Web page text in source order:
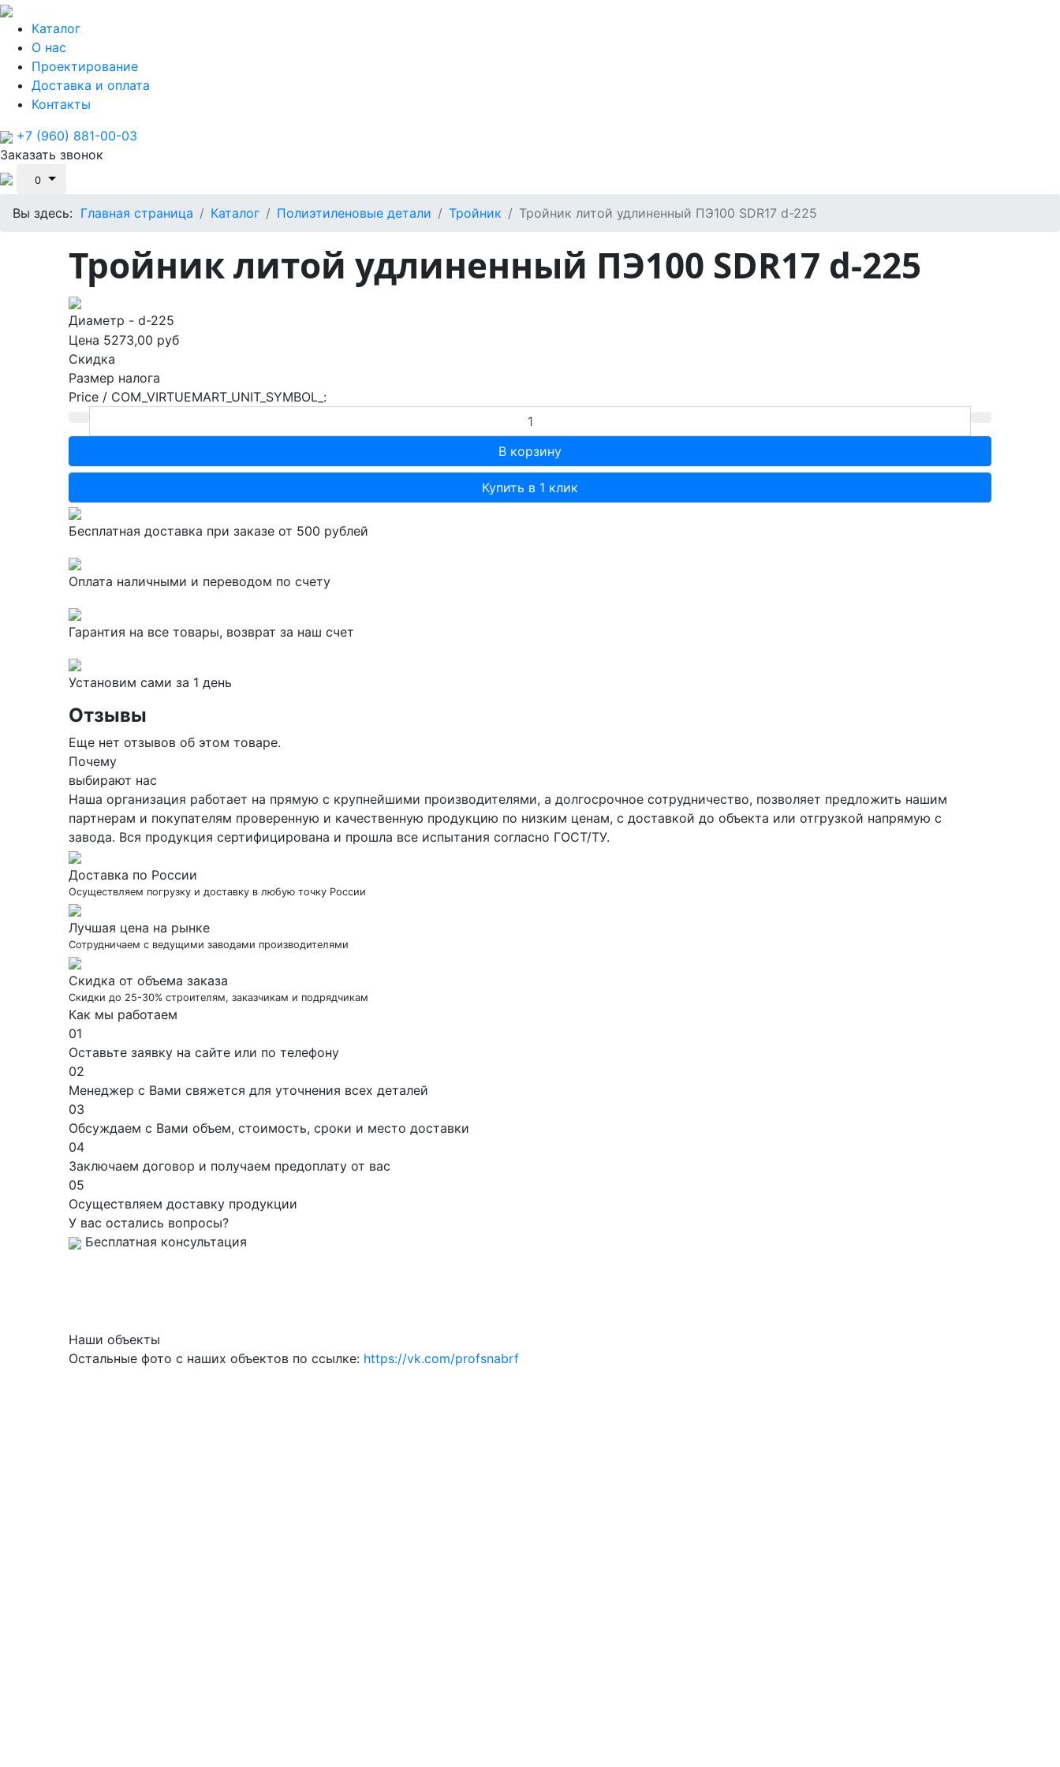
Каталог
О нас
Проектирование
Доставка и оплата
Контакты
+7 (960) 881-00-03
Заказать звонок
0
Вы здесь: Главная страница Каталог Полиэтиленовые детали Тройник Тройник литой удлиненный ПЭ100 SDR17 d-225
Тройник литой удлиненный ПЭ100 SDR17 d-225
Диаметр - d-225
Цена 5273,00 руб
Скидка
Размер налога
Price / COM_VIRTUEMART_UNIT_SYMBOL_:
Купить в 1 клик
Бесплатная доставка при заказе от 500 рублей
Оплата наличными и переводом по счету
Гарантия на все товары, возврат за наш счет
Установим сами за 1 день
Отзывы
Еще нет отзывов об этом товаре.
Почему
выбирают нас
Наша организация работает на прямую с крупнейшими производителями, а долгосрочное сотрудничество, позволяет предложить нашим
партнерам и покупателям проверенную и качественную продукцию по низким ценам, с доставкой до объекта или отгрузкой напрямую с
завода. Вся продукция сертифицирована и прошла все испытания согласно ГОСТ/ТУ.
Доставка по России
Осуществляем погрузку и доставку в любую точку России
Лучшая цена на рынке
Сотрудничаем с ведущими заводами производителями
Скидка от объема заказа
Скидки до 25-30% строителям, заказчикам и подрядчикам
Как мы работаем
01
Оставьте заявку на сайте или по телефону
02
Менеджер с Вами свяжется для уточнения всех деталей
03
Обсуждаем с Вами объем, стоимость, сроки и место доставки
04
Заключаем договор и получаем предоплату от вас
05
Осуществляем доставку продукции
У вас остались вопросы?
Бесплатная консультация
Наши объекты
Остальные фото с наших объектов по ссылке: https://vk.com/profsnabrf